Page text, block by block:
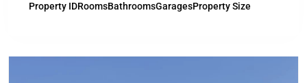
Property IDRoomsBathroomsGaragesProperty Size